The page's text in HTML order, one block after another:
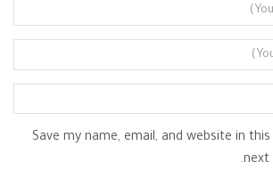
Save my name, email, and website in
next